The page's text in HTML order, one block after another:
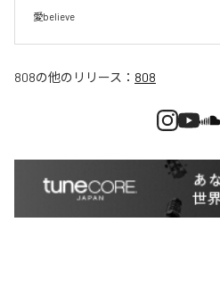
愛believe
808の他のリリース： 808